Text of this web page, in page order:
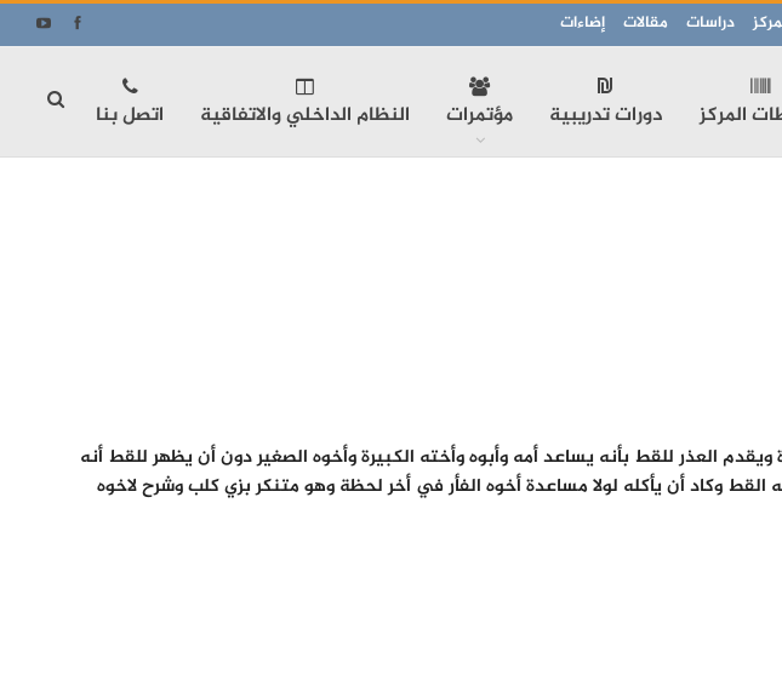
دراسات مقالات إضاءات
المركز دورات تدريبية مؤتمرات النظام الداخلي والاتفاقية اتصل بنا
العذر للقط بأنه يساعد أمه وأبوه وأخته الكبيرة وأخوه الصغير دون أن يظهر للقط أنه
وكاد أن يأكله لولا مساعدة أخوه الفأر في أخر لحظة وهو متنكر بزي كلب وشرح لاخوه